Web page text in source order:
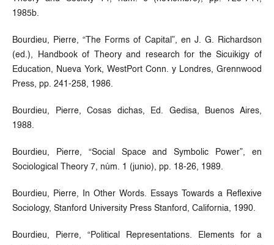
1985b.
Bourdieu, Pierre, “The Forms of Capital”, en J. G. Richardson
(ed.), Handbook of Theory and research for the Sicuikigy of
Education, Nueva York, WestPort Conn. y Londres, Grennwood
Press, pp. 241-258, 1986.
Bourdieu, Pierre, Cosas dichas, Ed. Gedisa, Buenos Aires,
1988.
Bourdieu, Pierre, “Social Space and Symbolic Power”, en
Sociological Theory 7, núm. 1 (junio), pp. 18-26, 1989.
Bourdieu, Pierre, In Other Words. Essays Towards a Reflexive
Sociology, Stanford University Press Stanford, California, 1990.
Bourdieu, Pierre, “Political Representations. Elements for a